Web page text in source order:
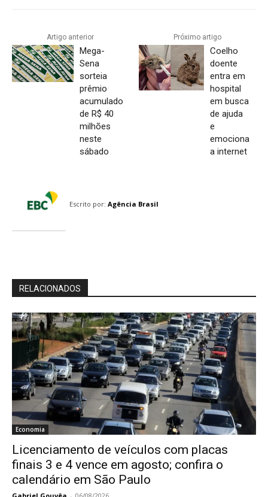
Artigo anterior
Mega-
Sena
sorteia
prêmio
acumulado
de R$ 40
milhões
neste
sábado
Próximo artigo
Coelho
doente
entra em
hospital
em busca
de ajuda
e
emociona
a internet
Escrito por: Agência Brasil
RELACIONADOS
Economia
Licenciamento de veículos com placas
finais 3 e 4 vence em agosto; confira o
calendário em São Paulo